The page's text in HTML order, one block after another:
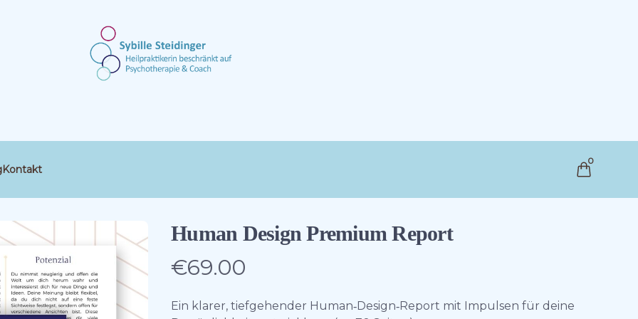
Kontakt
0
Human Design Premium Report
Product information
€69.00
Description
Ein klarer, tiefgehender Human‑Design‑Report mit Impulsen für deine